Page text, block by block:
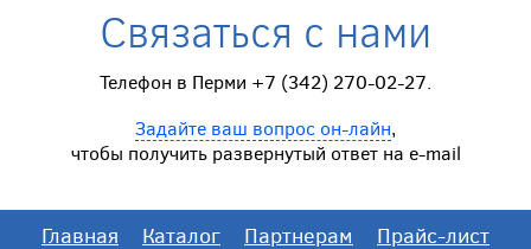
Связаться с нами
Телефон в Перми +7 (342) 270-02-27.
Задайте ваш вопрос он-лайн,
чтобы получить развернутый ответ на e-mail
Главная Каталог Партнерам
Прайс-лист